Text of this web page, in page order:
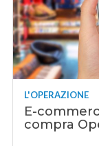
L'OPERAZIONE
E-
compra